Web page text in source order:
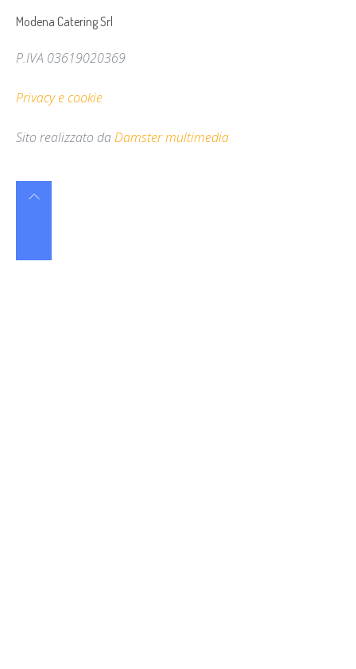
Modena Catering Srl
P.IVA 03619020369
Privacy e cookie
Sito realizzato daDamster multimedia